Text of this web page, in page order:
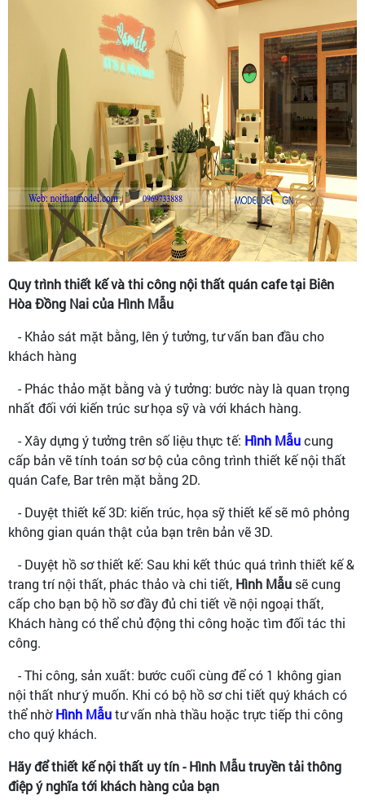
Quy trình thiết kế và thi công nội thất quán cafe tại Biên
Hòa Đồng Nai của Hình Mẫu
- Khảo sát mặt bằng, lên ý tưởng, tư vấn ban đầu cho
khách hàng
- Phác thảo mặt bằng và ý tưởng: bước này là quan trọng
nhất đối với kiến trúc sư họa sỹ và với khách hàng.
- Xây dựng ý tưởng trên số liệu thực tế: Hình Mẫucung
cấp bản vẽ tính toán sơ bộ của công trình thiết kế nội thất
quán Cafe, Bar trên mặt bằng 2D.
- Duyệt thiết kế 3D: kiến trúc, họa sỹ thiết kế sẽ mô phỏng
không gian quán thật của bạn trên bản vẽ 3D.
- Duyệt hồ sơ thiết kế: Sau khi kết thúc quá trình thiết kế &
trang trí nội thất, phác thảo và chi tiết, Hình Mẫu sẽ cung
cấp cho bạn bộ hồ sơ đầy đủ chi tiết về nội ngoại thất,
Khách hàng có thể chủ động thi công hoặc tìm đối tác thi
công.
- Thi công, sản xuất: bước cuối cùng để có 1 không gian
nội thất như ý muốn. Khi có bộ hồ sơ chi tiết quý khách có
thể nhờHình Mẫutư vấn nhà thầu hoặc trực tiếp thi công
cho quý khách.
Hãy để thiết kế nội thất uy tín - Hình Mẫu truyền tải thông
điệp ý nghĩa tới khách hàng của bạn